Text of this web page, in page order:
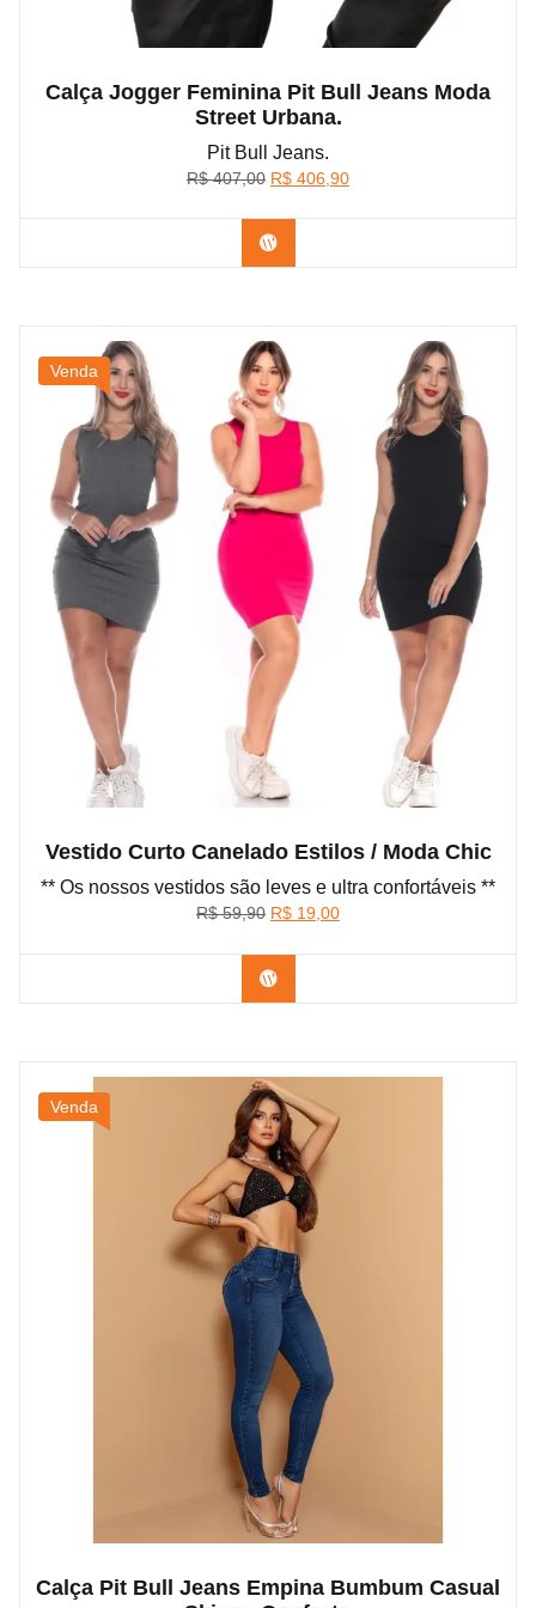
Calça Jogger Feminina Pit Bull Jeans Moda
Street Urbana.
Pit Bull Jeans.
R$407,00 O
original
era:
R$ 407,00.
R$ 406,90O
Confira na Shopee
Venda
Vestido Curto Canelado Estilos / Moda Chic
** Os nossos vestidos são leves e ultra confortáveis **
R$59,90 O
original
era:
R$ 59,90.
R$ 19,00O
Confira na Shopee
Venda
Calça Pit Bull Jeans Empina Bumbum Casual